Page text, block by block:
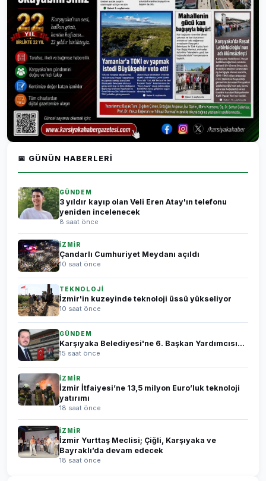
📅 GÜNÜN HABERLERI
GÜNDEM
3 yıldır kayıp olan Veli Eren Atay'ın telefonu
yeniden incelenecek
8 saat önce
İZMİR
Çandarlı Cumhuriyet Meydanı açıldı
10 saat önce
TEKNOLOJİ
İzmir'in kuzeyinde teknoloji üssü yükseliyor
10 saat önce
GÜNDEM
Karşıyaka Belediyesi'ne 6. Başkan Yardımcısı...
15 saat önce
İZMİR
İzmir İtfaiyesi’ne 13,5 milyon Euro’luk teknoloji
yatırımı
18 saat önce
İZMİR
İzmir Yurttaş Meclisi; Çiğli, Karşıyaka ve
Bayraklı’da devam edecek
18 saat önce